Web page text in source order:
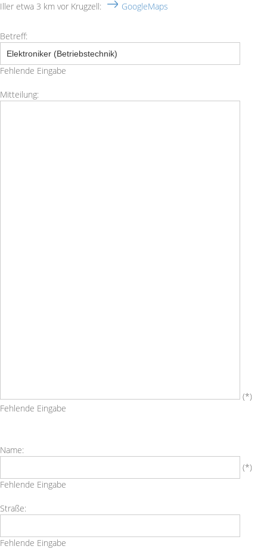
Iller etwa 3 km vor Krugzell:
GoogleMaps
Betreff:
Fehlende Eingabe
Mitteilung:
(*)
Fehlende Eingabe
Name:
(*)
Fehlende Eingabe
Straße:
Fehlende Eingabe